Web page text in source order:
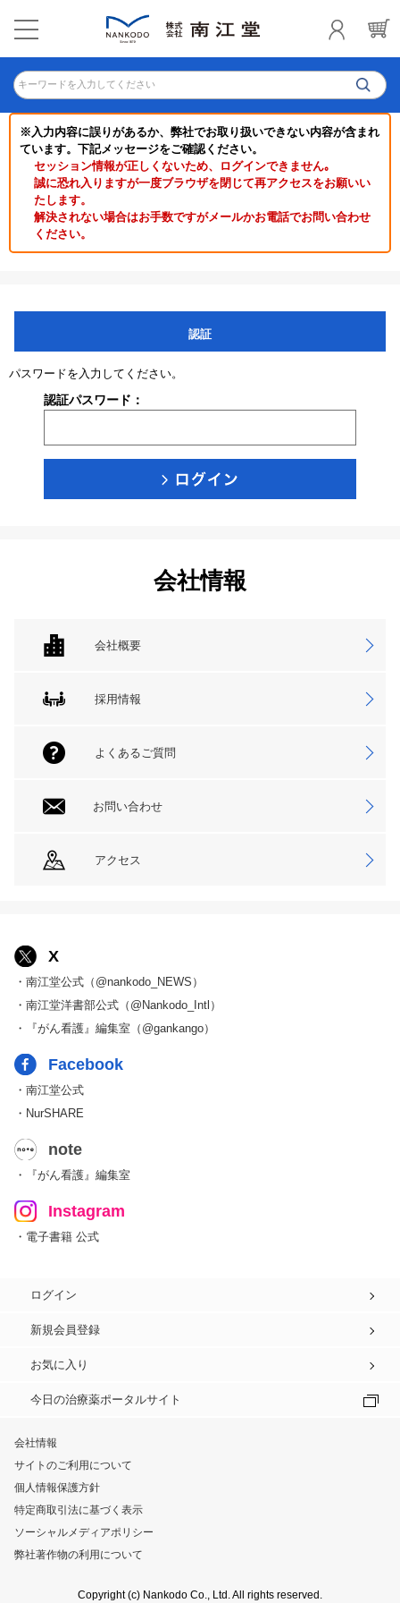
キーワードを入力してください
※入力内容に誤りがあるか、弊社でお取り扱いできない内容が含まれ
ています。下記メッセージをご確認ください。
セッション情報が正しくないため、ログインできません｡
誠に恐れ入りますが一度ブラウザを閉じて再アクセスをお願いい
たします。
解決されない場合はお手数ですがメールかお電話でお問い合わせ
ください。
認証
パスワードを入力してください。
認証パスワード：
会社情報
会社概要
採用情報
よくあるご質問
お問い合わせ
アクセス
X
・南江堂公式（@nankodo_NEWS）
・南江堂洋書部公式（@Nankodo_Intl）
・『がん看護』編集室（@gankango）
Facebook
・南江堂公式
・NurSHARE
note
・『がん看護』編集室
Instagram
・電子書籍 公式
ログイン
新規会員登録
お気に入り
今日の治療薬ポータルサイト
会社情報
サイトのご利用について
個人情報保護方針
特定商取引法に基づく表示
ソーシャルメディアポリシー
弊社著作物の利用について
Copyright (c) Nankodo Co., Ltd. All rights reserved.